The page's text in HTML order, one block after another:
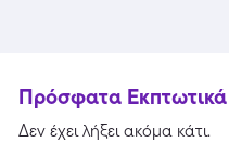
Πρόσφατα Εκπτωτικά
Δεν έχει λήξει ακόμα κάτι.